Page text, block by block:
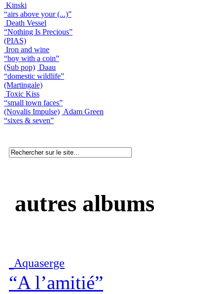
Kinski
“airs above your (...)”
Death Vessel
“Nothing Is Precious”
(PIAS)
Iron and wine
“boy with a coin”
(Sub pop) Daau
“domestic wildlife”
(Martingale)
Toxic Kiss
“small town faces”
(Novalis Impulse) Adam Green
“sixes & seven”
autres albums
Aquaserge
“A l’amitié”